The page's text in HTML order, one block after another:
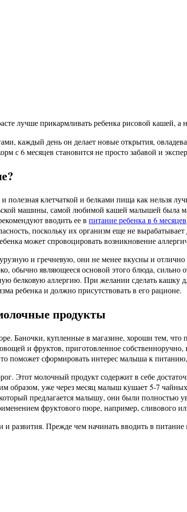
лучше прикармливать ребенка рисовой кашей, а
каждый день он делает новые открытия,
с 6 месяцев становится не просто забавой и
полезная клетчаткой и белками пища как нельзя
машины, самой любимой кашей малышей была
вводить ее в питание ребенка в 6 месяцев
поскольку их организм еще не
может спровоцировать возникновение
и гречневую, они не менее вкусны и отлично
обычно являющееся основой этого блюда, сильно
белковую аллергию. При желании сделать
ребенка и должно присутствовать в его рационе.
продукты
Баночки, купленные в магазине, хороши тем, что
и фруктов, приготовленное
поможет сформировать интерес малыша к питанию,
Этот молочный продукт содержит в себе
образом, уже через месяц малыш кушает 5-7
предлагается малышу, они были полностью
фруктового пюре, например, сливового
Прежде чем начинать вводить в